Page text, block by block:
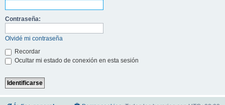
Contraseña:
Olvidé mi contraseña
Recordar
Ocultar mi estado de conexión en esta sesión